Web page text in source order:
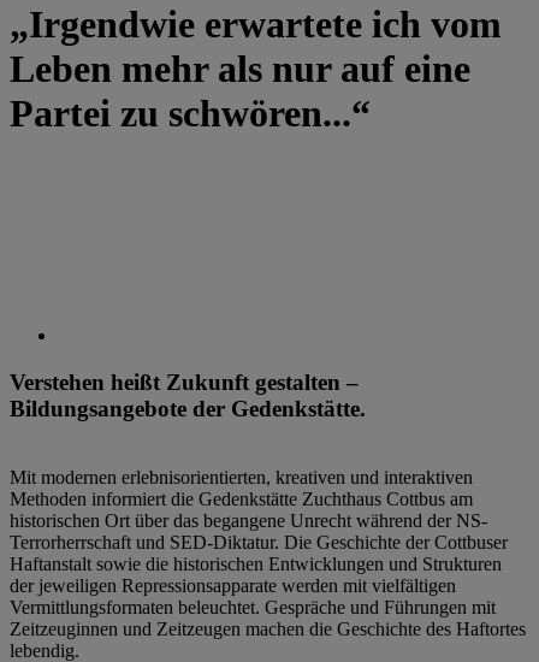
„Irgendwie erwartete ich vom
Leben mehr als nur auf eine
Partei zu schwören...“
Verstehen heißt Zukunft gestalten –
Bildungsangebote der Gedenkstätte.
Mit modernen erlebnisorientierten, kreativen und interaktiven
Methoden informiert die Gedenkstätte Zuchthaus Cottbus am
historischen Ort über das begangene Unrecht während der NS-
Terrorherrschaft und SED-Diktatur. Die Geschichte der Cottbuser
Haftanstalt sowie die historischen Entwicklungen und Strukturen
der jeweiligen Repressionsapparate werden mit vielfältigen
Vermittlungsformaten beleuchtet. Gespräche und Führungen mit
Zeitzeuginnen und Zeitzeugen machen die Geschichte des Haftortes
lebendig.